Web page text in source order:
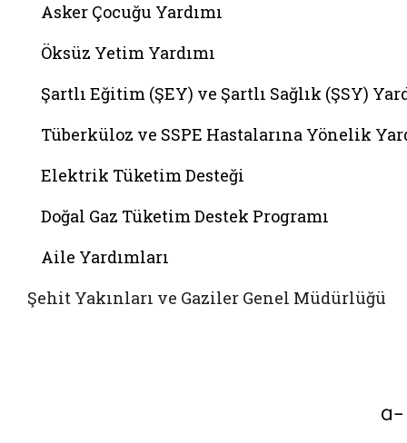
Asker Çocuğu Yardımı
Öksüz Yetim Yardımı
Şartlı Eğitim (ŞEY) ve Şartlı Sağlık (ŞSY)
Tüberküloz ve SSPE Hastalarına Yönelik
Elektrik Tüketim Desteği
Doğal Gaz Tüketim Destek Programı
Aile Yardımları
Şehit Yakınları ve Gaziler Genel Müdürlüğü